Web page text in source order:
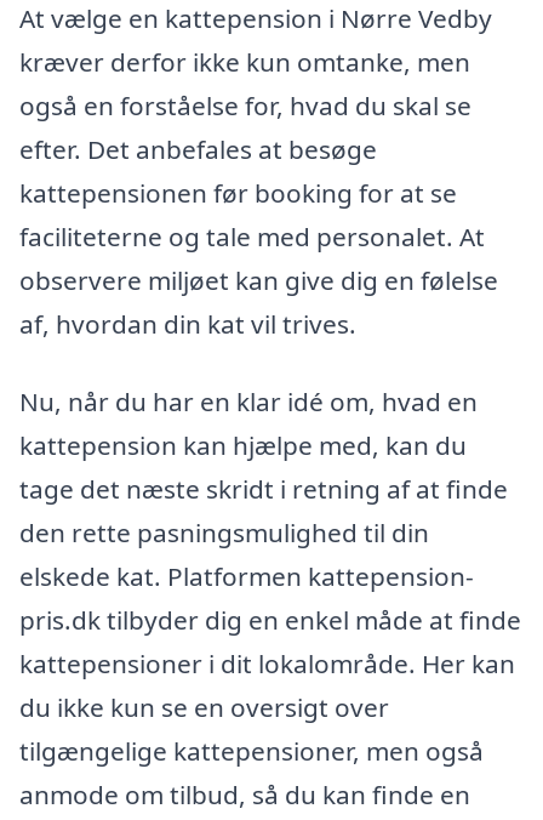
At vælge en kattepension i Nørre Vedby
kræver derfor ikke kun omtanke, men
også en forståelse for, hvad du skal se
efter. Det anbefales at besøge
kattepensionen før booking for at se
faciliteterne og tale med personalet. At
observere miljøet kan give dig en følelse
af, hvordan din kat vil trives.
Nu, når du har en klar idé om, hvad en
kattepension kan hjælpe med, kan du
tage det næste skridt i retning af at finde
den rette pasningsmulighed til din
elskede kat. Platformen kattepension-
pris.dk tilbyder dig en enkel måde at finde
kattepensioner i dit lokalområde. Her kan
du ikke kun se en oversigt over
tilgængelige kattepensioner, men også
anmode om tilbud, så du kan finde en